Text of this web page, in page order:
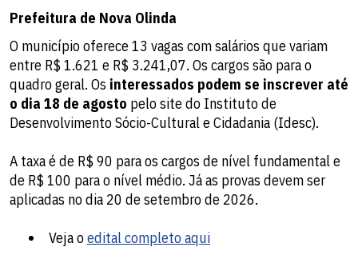
Prefeitura de Nova Olinda
O município oferece 13 vagas com salários que variam
entre R$ 1.621 e R$ 3.241,07. Os cargos são para o
quadro geral. Os interessados podem se inscrever até
o dia 18 de agosto pelo site do Instituto de
Desenvolvimento Sócio-Cultural e Cidadania (Idesc).
A taxa é de R$ 90 para os cargos de nível fundamental e
de R$ 100 para o nível médio. Já as provas devem ser
aplicadas no dia 20 de setembro de 2026.
Veja oedital completo aqui